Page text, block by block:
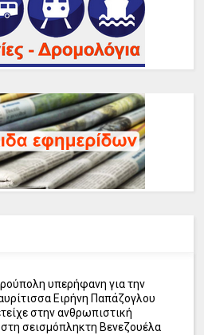
υπερήφανη για την
Ειρήνη Παπάζογλου
στην ανθρωπιστική
σεισμόπληκτη Βενεζουέλα